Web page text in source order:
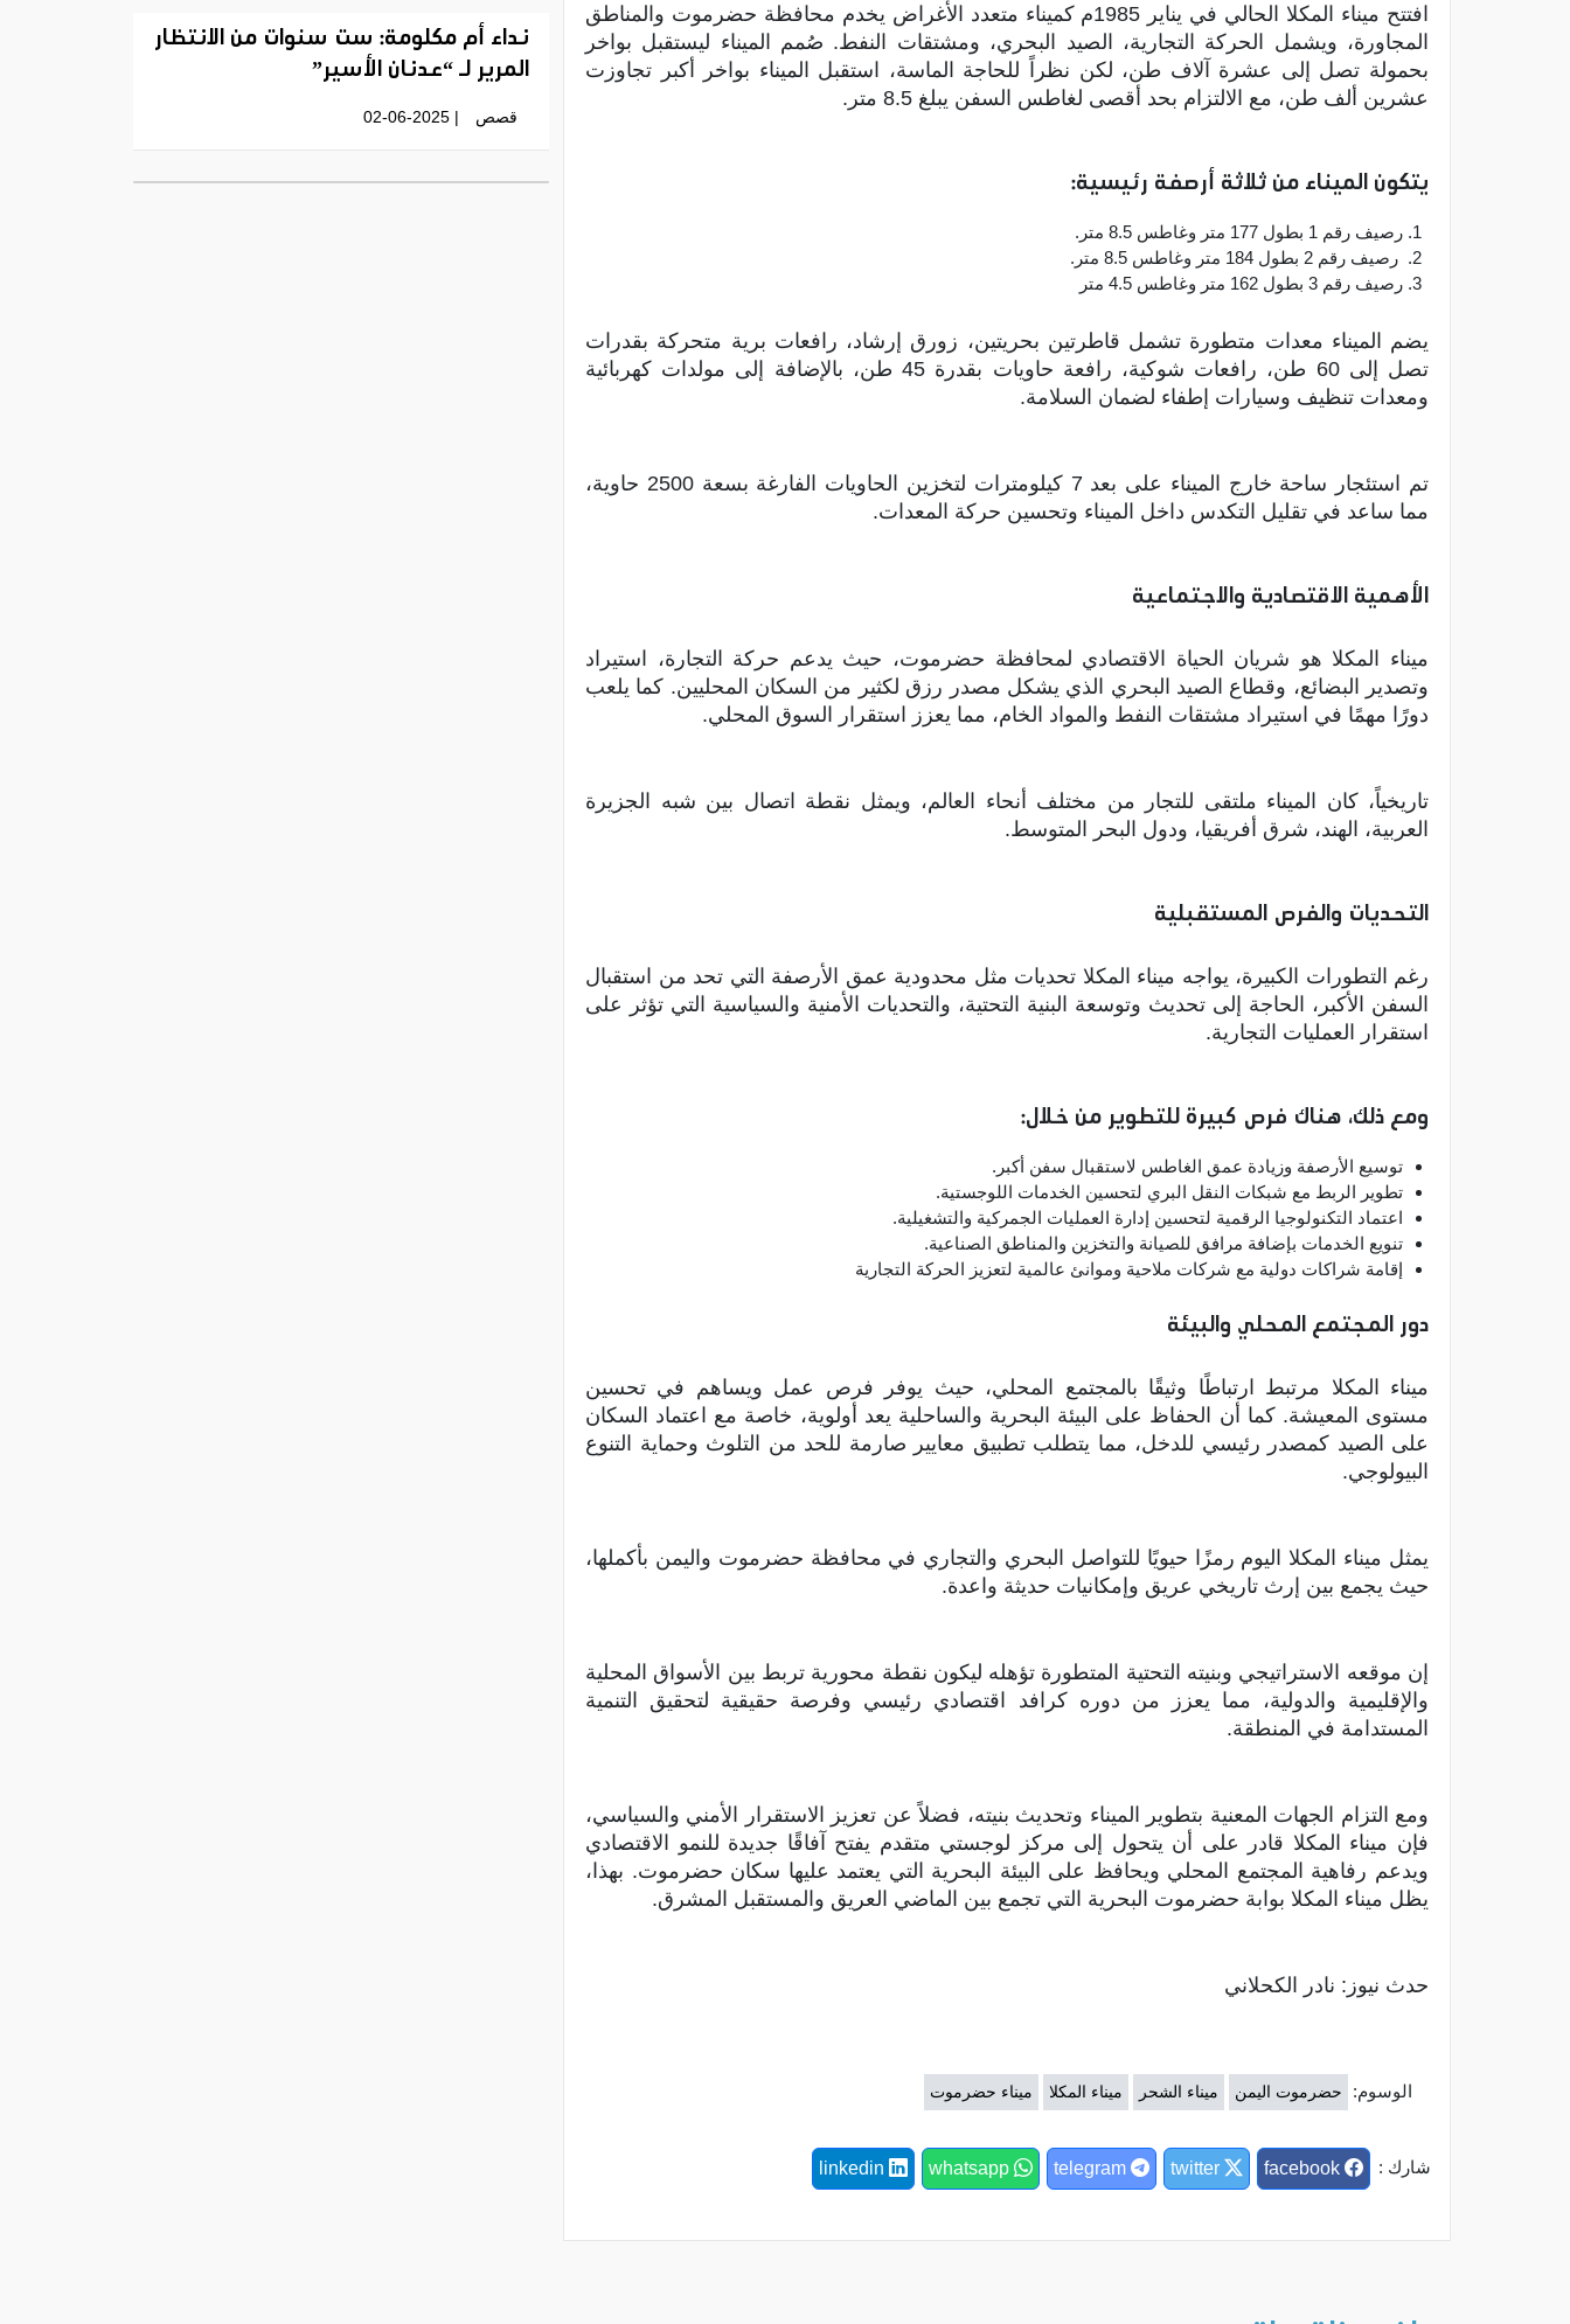
افتتح ميناء المكلا الحالي في يناير 1985م كميناء متعدد الأغراض يخدم محافظة حضرموت والمناطق
المجاورة، ويشمل الحركة التجارية، الصيد البحري، ومشتقات النفط. صُمم الميناء ليستقبل بواخر
بحمولة تصل إلى عشرة آلاف طن، لكن نظراً للحاجة الماسة، استقبل الميناء بواخر أكبر تجاوزت
عشرين ألف طن، مع الالتزام بحد أقصى لغاطس السفن يبلغ 8.5 متر.
يتكون الميناء من ثلاثة أرصفة رئيسية:
رصيف رقم 1 بطول 177 متر وغاطس 8.5 متر.
رصيف رقم 2 بطول 184 متر وغاطس 8.5 متر.
رصيف رقم 3 بطول 162 متر وغاطس 4.5 متر
يضم الميناء معدات متطورة تشمل قاطرتين بحريتين، زورق إرشاد، رافعات برية متحركة بقدرات
تصل إلى 60 طن، رافعات شوكية، رافعة حاويات بقدرة 45 طن، بالإضافة إلى مولدات كهربائية
ومعدات تنظيف وسيارات إطفاء لضمان السلامة.
تم استئجار ساحة خارج الميناء على بعد 7 كيلومترات لتخزين الحاويات الفارغة بسعة 2500 حاوية،
مما ساعد في تقليل التكدس داخل الميناء وتحسين حركة المعدات.
الأهمية الاقتصادية والاجتماعية
ميناء المكلا هو شريان الحياة الاقتصادي لمحافظة حضرموت، حيث يدعم حركة التجارة، استيراد
وتصدير البضائع، وقطاع الصيد البحري الذي يشكل مصدر رزق لكثير من السكان المحليين. كما يلعب
دورًا مهمًا في استيراد مشتقات النفط والمواد الخام، مما يعزز استقرار السوق المحلي.
تاريخياً، كان الميناء ملتقى للتجار من مختلف أنحاء العالم، ويمثل نقطة اتصال بين شبه الجزيرة
العربية، الهند، شرق أفريقيا، ودول البحر المتوسط.
التحديات والفرص المستقبلية
رغم التطورات الكبيرة، يواجه ميناء المكلا تحديات مثل محدودية عمق الأرصفة التي تحد من استقبال
السفن الأكبر، الحاجة إلى تحديث وتوسعة البنية التحتية، والتحديات الأمنية والسياسية التي تؤثر على
استقرار العمليات التجارية.
ومع ذلك، هناك فرص كبيرة للتطوير من خلال:
توسيع الأرصفة وزيادة عمق الغاطس لاستقبال سفن أكبر.
تطوير الربط مع شبكات النقل البري لتحسين الخدمات اللوجستية.
اعتماد التكنولوجيا الرقمية لتحسين إدارة العمليات الجمركية والتشغيلية.
تنويع الخدمات بإضافة مرافق للصيانة والتخزين والمناطق الصناعية.
إقامة شراكات دولية مع شركات ملاحية وموانئ عالمية لتعزيز الحركة التجارية
دور المجتمع المحلي والبيئة
ميناء المكلا مرتبط ارتباطًا وثيقًا بالمجتمع المحلي، حيث يوفر فرص عمل ويساهم في تحسين
مستوى المعيشة. كما أن الحفاظ على البيئة البحرية والساحلية يعد أولوية، خاصة مع اعتماد السكان
على الصيد كمصدر رئيسي للدخل، مما يتطلب تطبيق معايير صارمة للحد من التلوث وحماية التنوع
البيولوجي.
يمثل ميناء المكلا اليوم رمزًا حيويًا للتواصل البحري والتجاري في محافظة حضرموت واليمن بأكملها،
حيث يجمع بين إرث تاريخي عريق وإمكانيات حديثة واعدة.
إن موقعه الاستراتيجي وبنيته التحتية المتطورة تؤهله ليكون نقطة محورية تربط بين الأسواق المحلية
والإقليمية والدولية، مما يعزز من دوره كرافد اقتصادي رئيسي وفرصة حقيقية لتحقيق التنمية
المستدامة في المنطقة.
ومع التزام الجهات المعنية بتطوير الميناء وتحديث بنيته، فضلاً عن تعزيز الاستقرار الأمني والسياسي،
فإن ميناء المكلا قادر على أن يتحول إلى مركز لوجستي متقدم يفتح آفاقًا جديدة للنمو الاقتصادي
ويدعم رفاهية المجتمع المحلي ويحافظ على البيئة البحرية التي يعتمد عليها سكان حضرموت. بهذا،
يظل ميناء المكلا بوابة حضرموت البحرية التي تجمع بين الماضي العريق والمستقبل المشرق.
حدث نيوز: نادر الكحلاني
الوسوم: حضرموت اليمن ميناء الشحر ميناء المكلا ميناء حضرموت
شارك :
نداء أم مكلومة: ست سنوات من الانتظار
المرير لـ “عدنان الأسير”
قصص | 02-06-2025